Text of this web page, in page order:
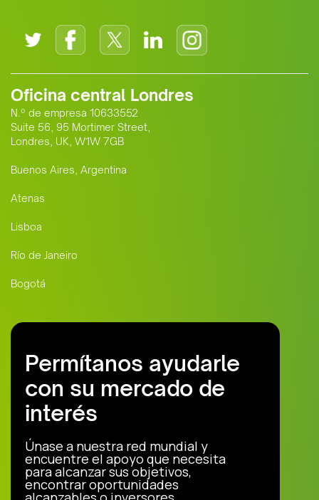
Oficina central Londres
N.º de empresa 10633552
Suite 56, 95 Mortimer Street,
Londres, UK, W1W 7GB
Buenos Aires, Argentina
Atenas
Lisboa
Río de Janeiro
Bogotá
Permítanos ayudarle
con su mercado de
interés
Únase a nuestra red mundial y
encuentre el apoyo que necesita
para alcanzar sus objetivos,
encontrar oportunidades